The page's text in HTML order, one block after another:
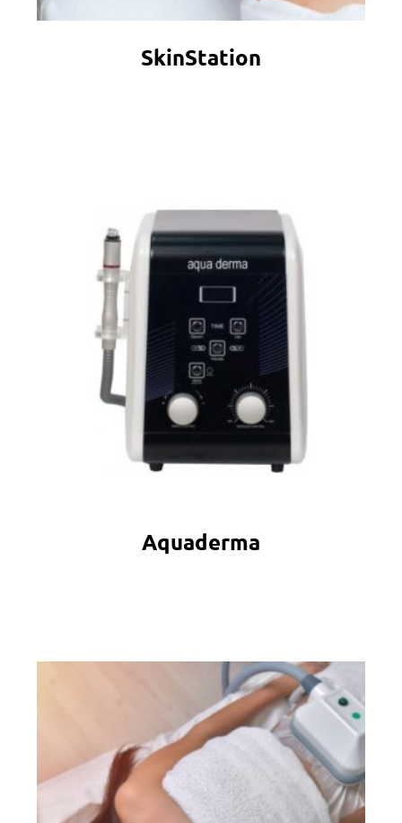
SkinStation
Aquaderma